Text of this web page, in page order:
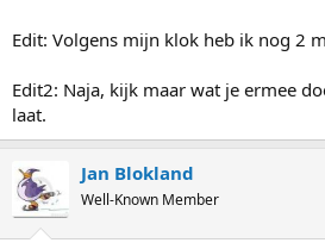
Edit: Volgens mijn klok heb ik nog 2
Edit2: Naja, kijk maar wat je ermee
laat.
Jan Blokland
Well-Known Member